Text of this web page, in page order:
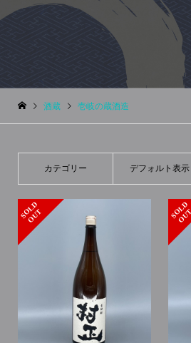
酒蔵 壱岐の蔵酒造
カテゴリー デフォルト表示
S
O
L
D
O
U
T S
L
D
O
U